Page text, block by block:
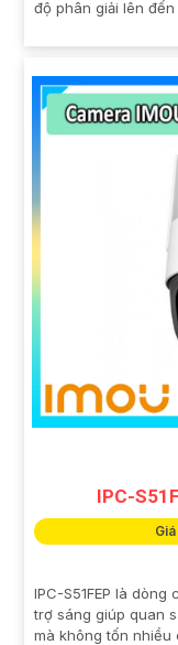
độ phân giải lên đến
IPC-
IPC-S51FEP là
trợ sáng giúp quan
mà không tốn nhiều